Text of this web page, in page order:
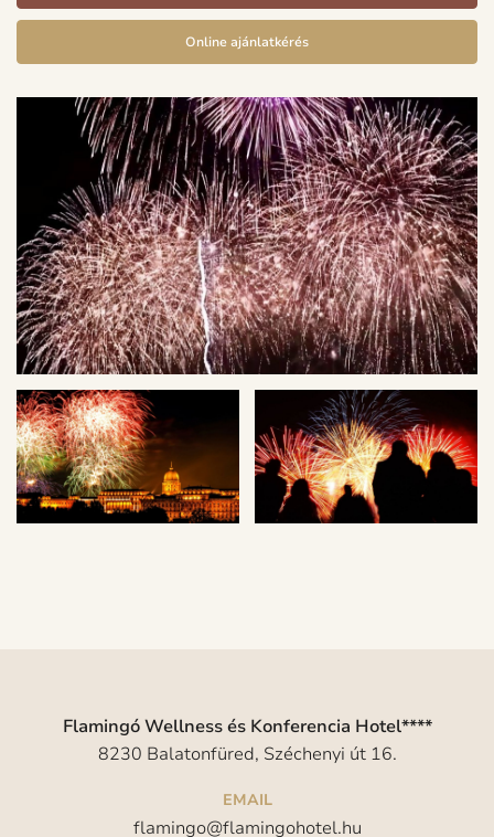
Online ajánlatkérés
Flamingó Wellness és Konferencia Hotel****
8230 Balatonfüred, Széchenyi út 16.
EMAIL
flamingo@flamingohotel.hu